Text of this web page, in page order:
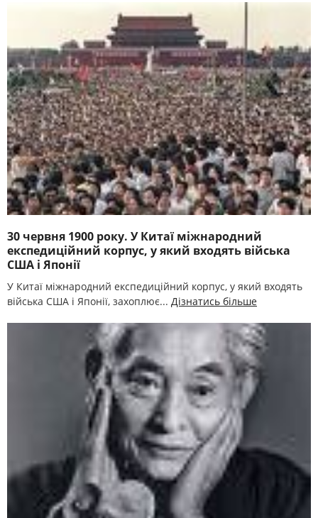
30 червня 1900 року. У Китаї міжнародний
експедиційний корпус, у який входять війська
США і Японії
У Китаї міжнародний експедиційний корпус, у який входять
війська США і Японії, захоплює... Дізнатись більше